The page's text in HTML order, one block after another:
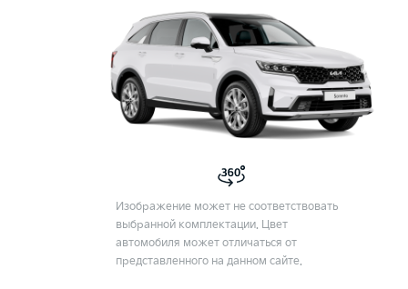
Изображение может не соответствовать
выбранной комплектации. Цвет
автомобиля может отличаться от
представленного на данном сайте.